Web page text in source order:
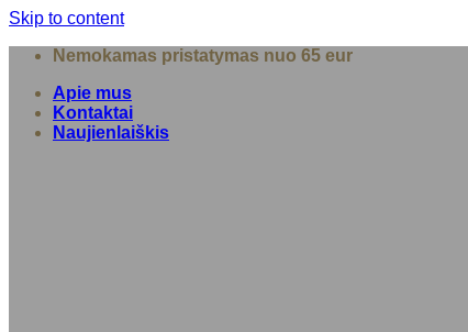
Skip to content
Nemokamas pristatymas nuo 65 eur
Apie mus
Kontaktai
Naujienlaiškis